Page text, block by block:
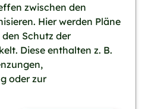
zwischen den
Hier werden Pläne
Schutz der
Diese enthalten z. B.
oder zur